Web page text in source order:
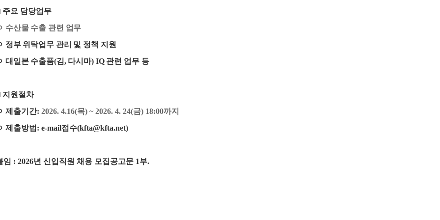
주요 담당업무
수산물 수출 관련 업무
정부 위탁업무 관리 및 정책 지원
대일본 수출품(김, 다시마) IQ 관련 업무 등
지원절차
제출기간: 2026. 4.16(목) ~ 2026. 4. 24(금) 18:00까지
제출방법 : e-mail접수(kfta@kfta.net)
: 2026년 신입직원 채용 모집공고문 1부.